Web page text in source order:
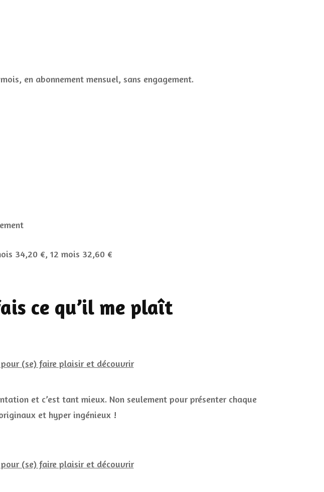
en abonnement mensuel, sans engagement.
34,20 €, 12 mois 32,60 €
ce qu’il me plaît
et c’est tant mieux. Non seulement pour présenter chaque
et hyper ingénieux !